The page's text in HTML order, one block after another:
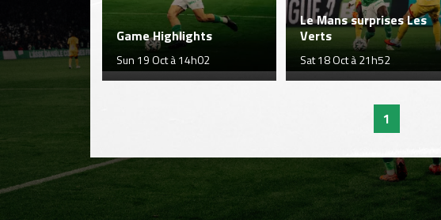
Game Highlights
Sun 19 Oct à 14h02
Le Mans surprises Les
Verts
Sat 18 Oct à 21h52
1